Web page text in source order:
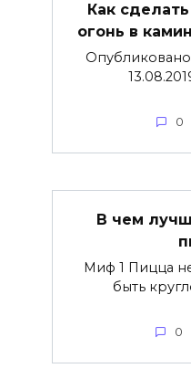
Как
огонь в
Опубликовано
0
В чем
Миф 1 Пицца
быть
0